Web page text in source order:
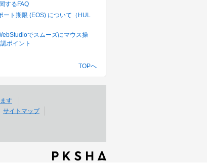
するFAQ
ート期限 (EOS) について（HUL
でスムーズにマウス操
ポイント
TOPへ
サイトマップ